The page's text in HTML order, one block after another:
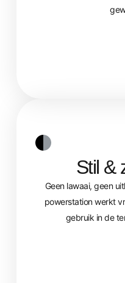
Stil &
Geen lawaai, geen
powerstation werkt
gebruik in de